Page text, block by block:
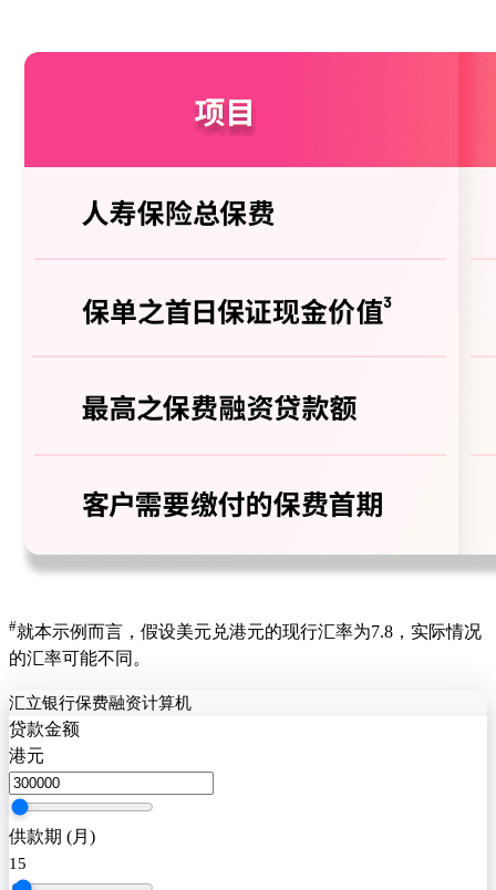
#就本示例而言，假设美元兑港元的现行汇率为7.8，实际情况
的汇率可能不同。
汇立银行保费融资计算机​
贷款金额
港元
供款期 (月)
15